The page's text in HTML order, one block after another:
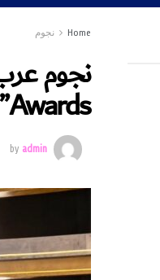
Home نجوم
Awards”
byadmin